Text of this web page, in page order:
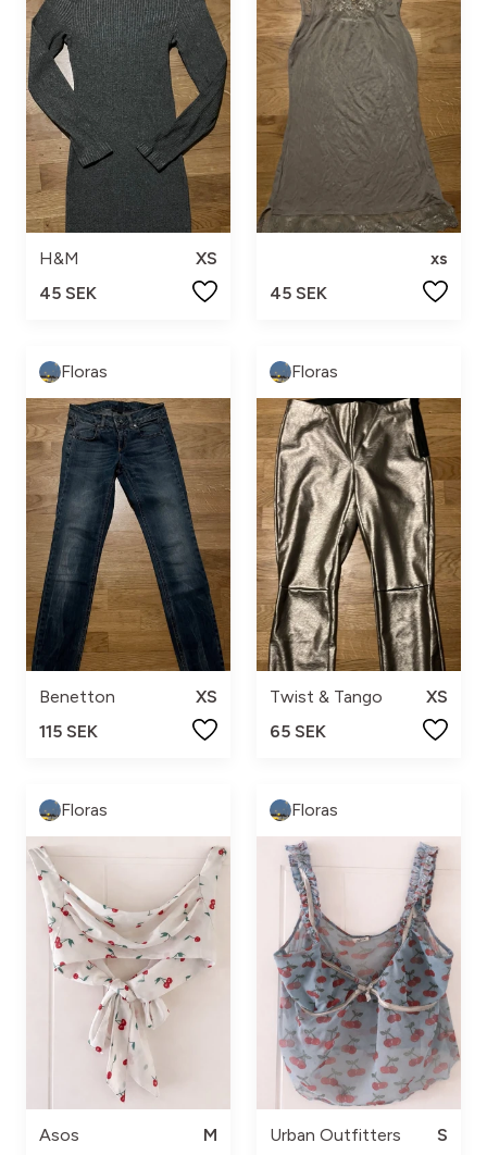
H&M
XS
45 SEK
xs
45 SEK
Floras
Benetton
XS
115 SEK
Floras
Twist & Tango
XS
65 SEK
Floras
Asos
M
Floras
Urban Outfitters
S